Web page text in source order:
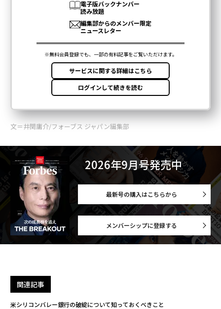
文＝井関庸介/フォーブス ジャパン編集部
2026年9月号発売中
最新号の購入はこちらから
メンバーシップに登録する
関連記事
米シリコンバレー銀行の破綻について知っておくべきこと